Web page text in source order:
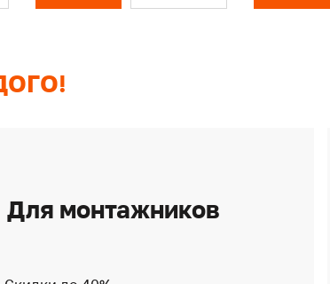
Для монтажников